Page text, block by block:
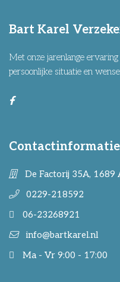
Bart Karel
Met onze jarenlange
persoonlijke situatie en
Contactinformatie
De Factorij 35A, 1689
0229-218592
06-23268921
info@bartkarel.nl
Ma - Vr 9:00 - 17:00